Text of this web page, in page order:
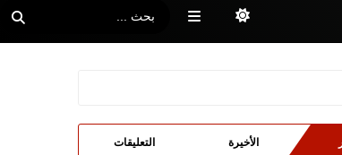
الأخيرة التعليقات